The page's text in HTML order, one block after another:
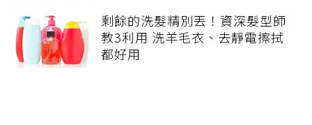
剩餘的洗髮精別丟！資深髮型師
教3利用 洗羊毛衣、去靜電擦拭
都好用